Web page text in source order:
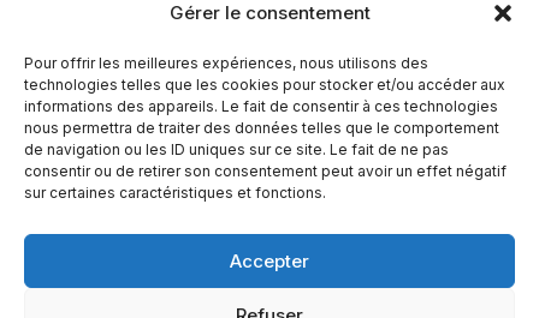
Gérer le consentement
Pour offrir les meilleures expériences, nous utilisons des
technologies telles que les cookies pour stocker et/ou accéder aux
informations des appareils. Le fait de consentir à ces technologies
nous permettra de traiter des données telles que le comportement
de navigation ou les ID uniques sur ce site. Le fait de ne pas
consentir ou de retirer son consentement peut avoir un effet négatif
sur certaines caractéristiques et fonctions.
Accepter
POUDRE RATANAKIRI SOMBRE SUCRE
TRIO TUK MERIC VERVEINE ZESTE
Suivez Nous